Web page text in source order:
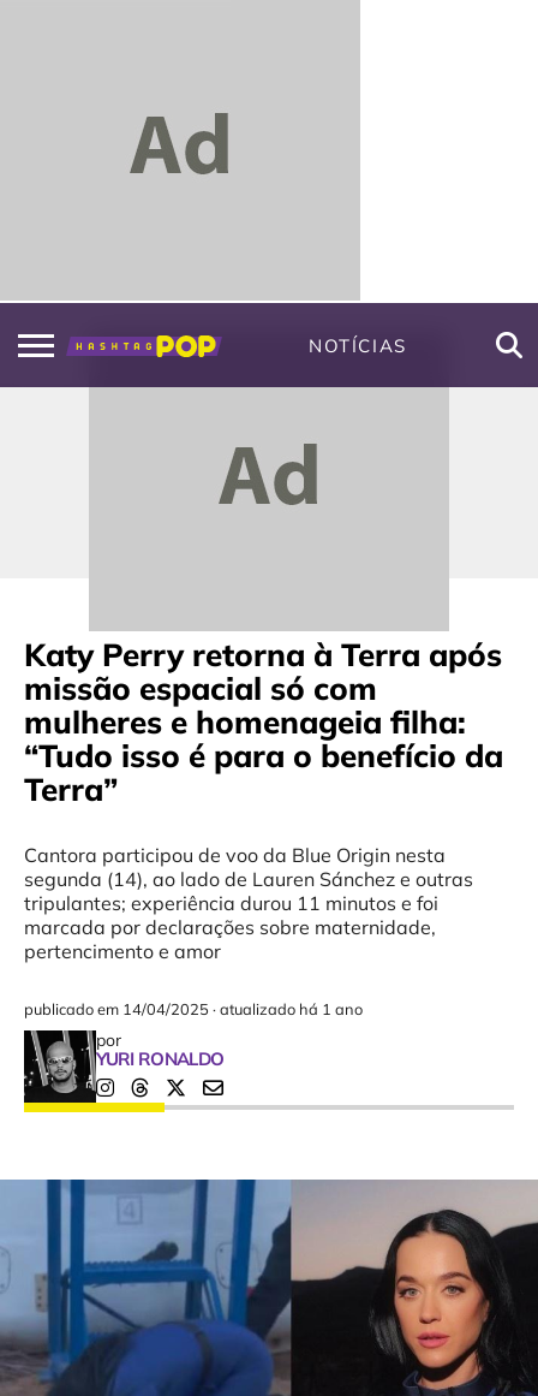
NOTÍCIAS
Katy Perry retorna à Terra após
missão espacial só com
mulheres e homenageia filha:
“Tudo isso é para o benefício da
Terra”
Cantora participou de voo da Blue Origin nesta
segunda (14), ao lado de Lauren Sánchez e outras
tripulantes; experiência durou 11 minutos e foi
marcada por declarações sobre maternidade,
pertencimento e amor
publicado em 14/04/2025 ·atualizado há 1 ano
por
YURI RONALDO